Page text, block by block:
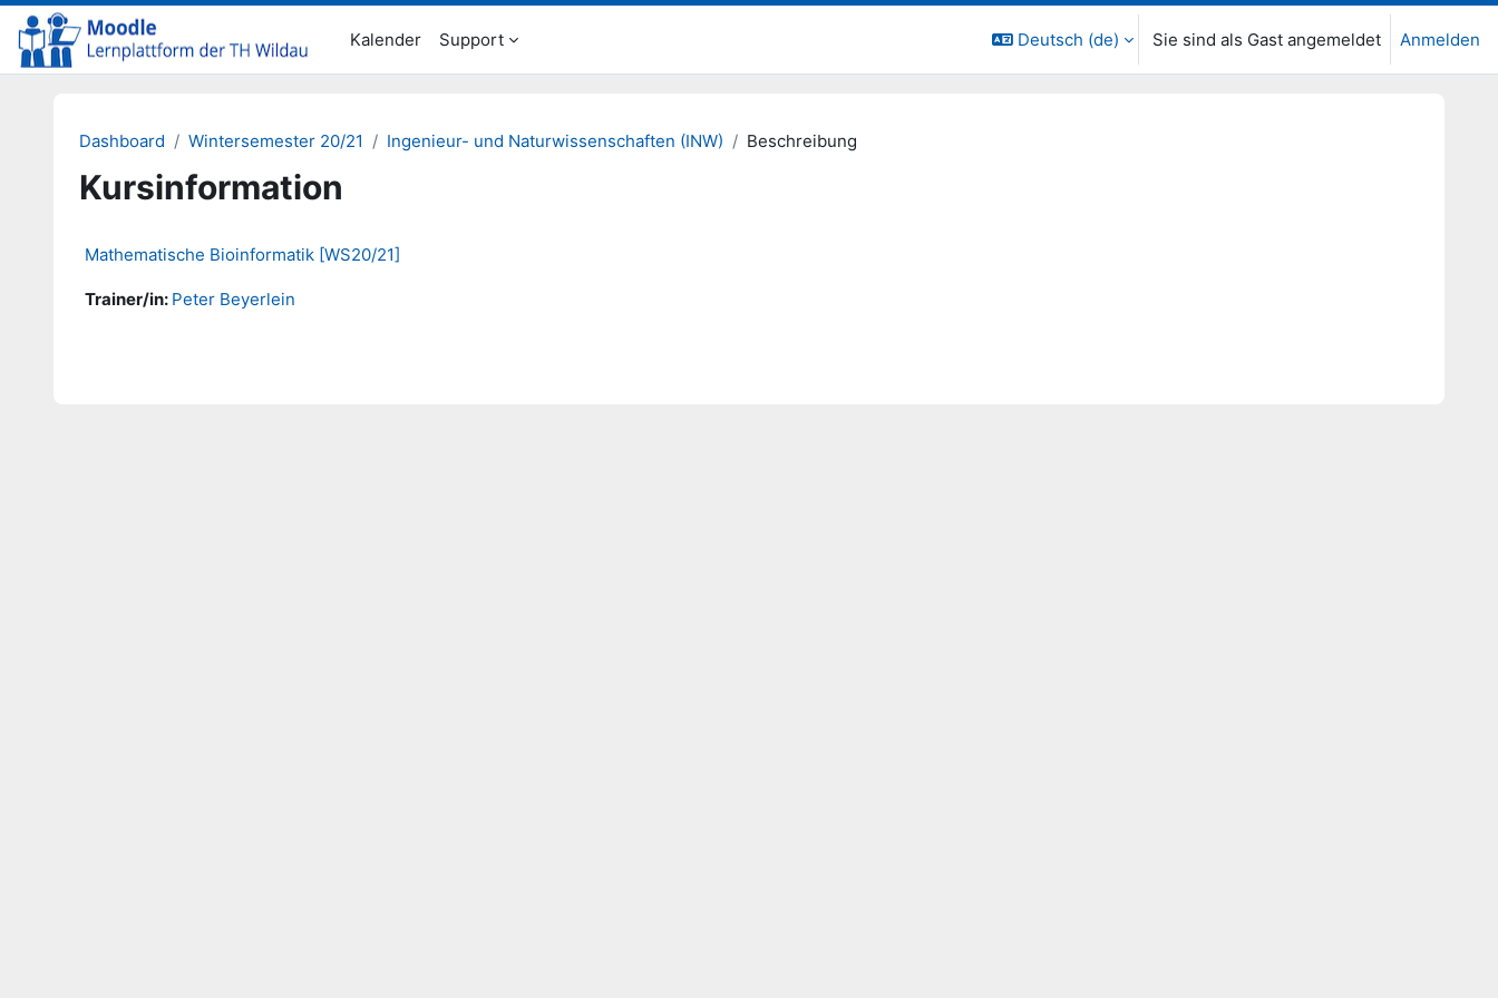
Zum Hauptinhalt
Kalender
Support Deutsch ‎(de)‎ Sie sind als Gast angemeldet Anmelden
Dashboard Wintersemester 20/21 Ingenieur- und Naturwissenschaften (INW) Beschreibung
Kursinformation
Mathematische Bioinformatik [WS20/21]
Trainer/in: Peter Beyerlein